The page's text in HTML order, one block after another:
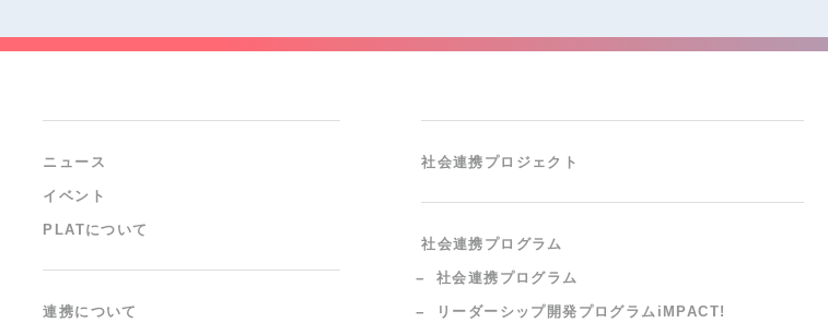
ニュース
イベント
PLATについて
連携について
社会連携プロジェクト
社会連携プログラム
社会連携プログラム
リーダーシップ開発プログラム iMPACT!